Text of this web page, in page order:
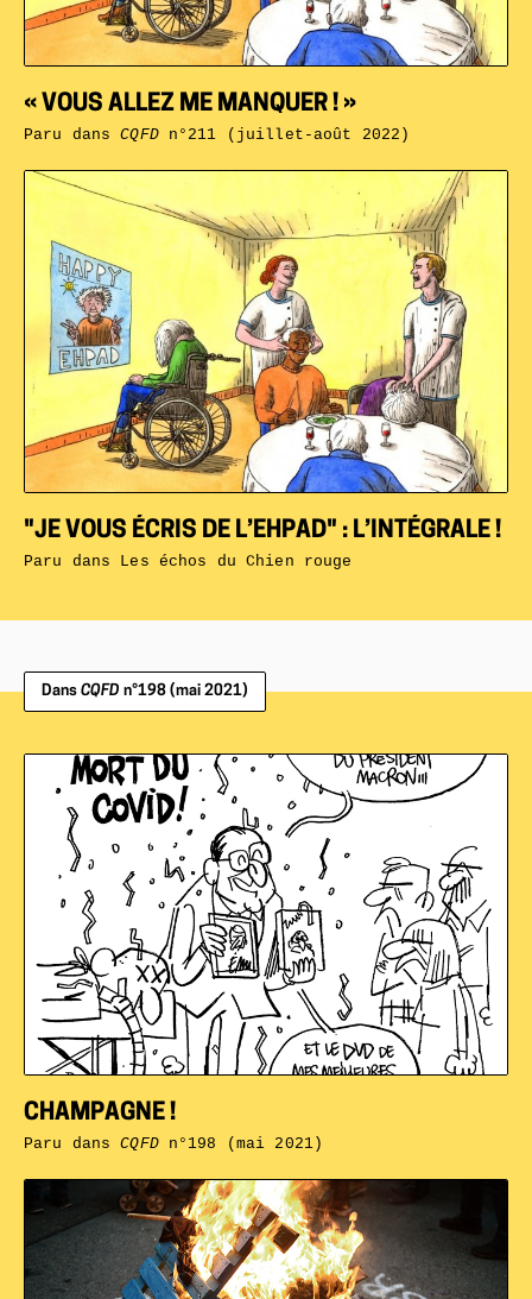
"JE VOUS ÉCRIS DE L’EHPAD" : L’INTÉGRALE !
Paru dans Les échos du Chien rouge
« VOUS ALLEZ ME MANQUER ! »
Paru dansCQFDn°211 (juillet-août 2022)
Dans CQFD n°198 (mai 2021)
CHAMPAGNE !
Paru dansCQFDn°198 (mai 2021)